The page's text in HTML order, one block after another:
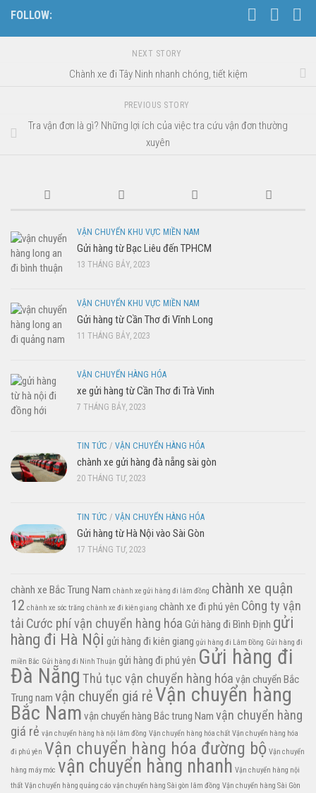
FOLLOW:
NEXT STORY
Chành xe đi Tây Ninh nhanh chóng, tiết kiệm
PREVIOUS STORY
Tra vận đơn là gì? Những lợi ích của việc tra cứu vận đơn thường
xuyên
VẬN CHUYỂN KHU VỰC MIỀN NAM
Gửi hàng từ Bạc Liêu đến TPHCM
13 THÁNG BẢY, 2023
VẬN CHUYỂN KHU VỰC MIỀN NAM
Gửi hàng từ Cần Thơ đi Vĩnh Long
11 THÁNG BẢY, 2023
VẬN CHUYỂN HÀNG HÓA
xe gửi hàng từ Cần Thơ đi Trà Vinh
7 THÁNG BẢY, 2023
TIN TỨC / VẬN CHUYỂN HÀNG HÓA
chành xe gửi hàng đà nẵng sài gòn
20 THÁNG TƯ, 2023
TIN TỨC / VẬN CHUYỂN HÀNG HÓA
Gửi hàng từ Hà Nội vào Sài Gòn
17 THÁNG TƯ, 2023
chành xe Bắc Trung Nam chành xe gửi hàng đi lâm đồng chành xe quận
12 chành xe sóc trăng chành xe đi kiên giang chành xe đi phú yên Công ty vận
tải Cước phí vận chuyển hàng hóa Gửi hàng đi Bình Định gửi
hàng đi Hà Nội gửi hàng đi kiên giang gửi hàng đi Lâm Đồng Gửi hàng đi
miền Bắc Gửi hàng đi Ninh Thuận gửi hàng đi phú yên Gửi hàng đi
Đà Nẵng Thủ tục vận chuyển hàng hóa vận chuyển Bắc
Trung nam vận chuyển giá rẻVận chuyển hàng
Bắc Nam vận chuyển hàng Bắc trung Nam vận chuyển hàng
giá rẻ vận chuyển hàng hà nội lâm đồng Vận chuyển hàng hóa chất Vận chuyển hàng hóa
đi phú yên Vận chuyển hàng hóa đường bộ Vận chuyển
hàng máy móc vận chuyển hàng nhanh Vận chuyển hàng nội
thất Vận chuyển hàng quảng cáo vận chuyển hàng Sài gòn lâm đồng Vận chuyển hàng Sài Gòn